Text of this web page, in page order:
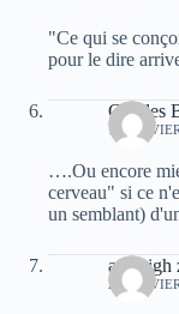
"Ce qui se
pour le dire
Charles
16
….Ou encore
cerveau" si ce
un semblant)
amazigh
21